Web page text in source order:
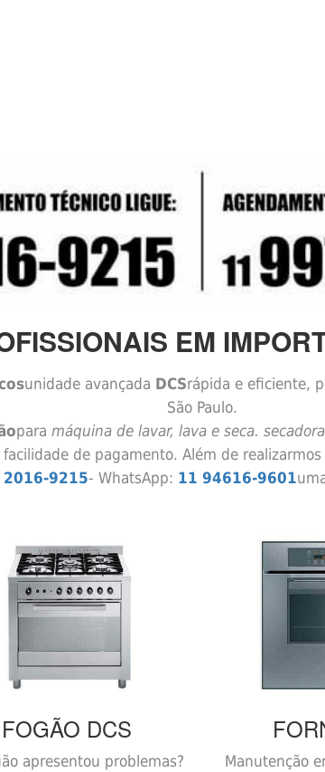
EM
unidade avançada DCSrápida e eficiente,
São Paulo.
para máquina de lavar, lava e seca.
de pagamento. Além de
2016-9215- WhatsApp: 11 94616-9601
FOGÃO DCS
apresentou problemas?
Manutenção